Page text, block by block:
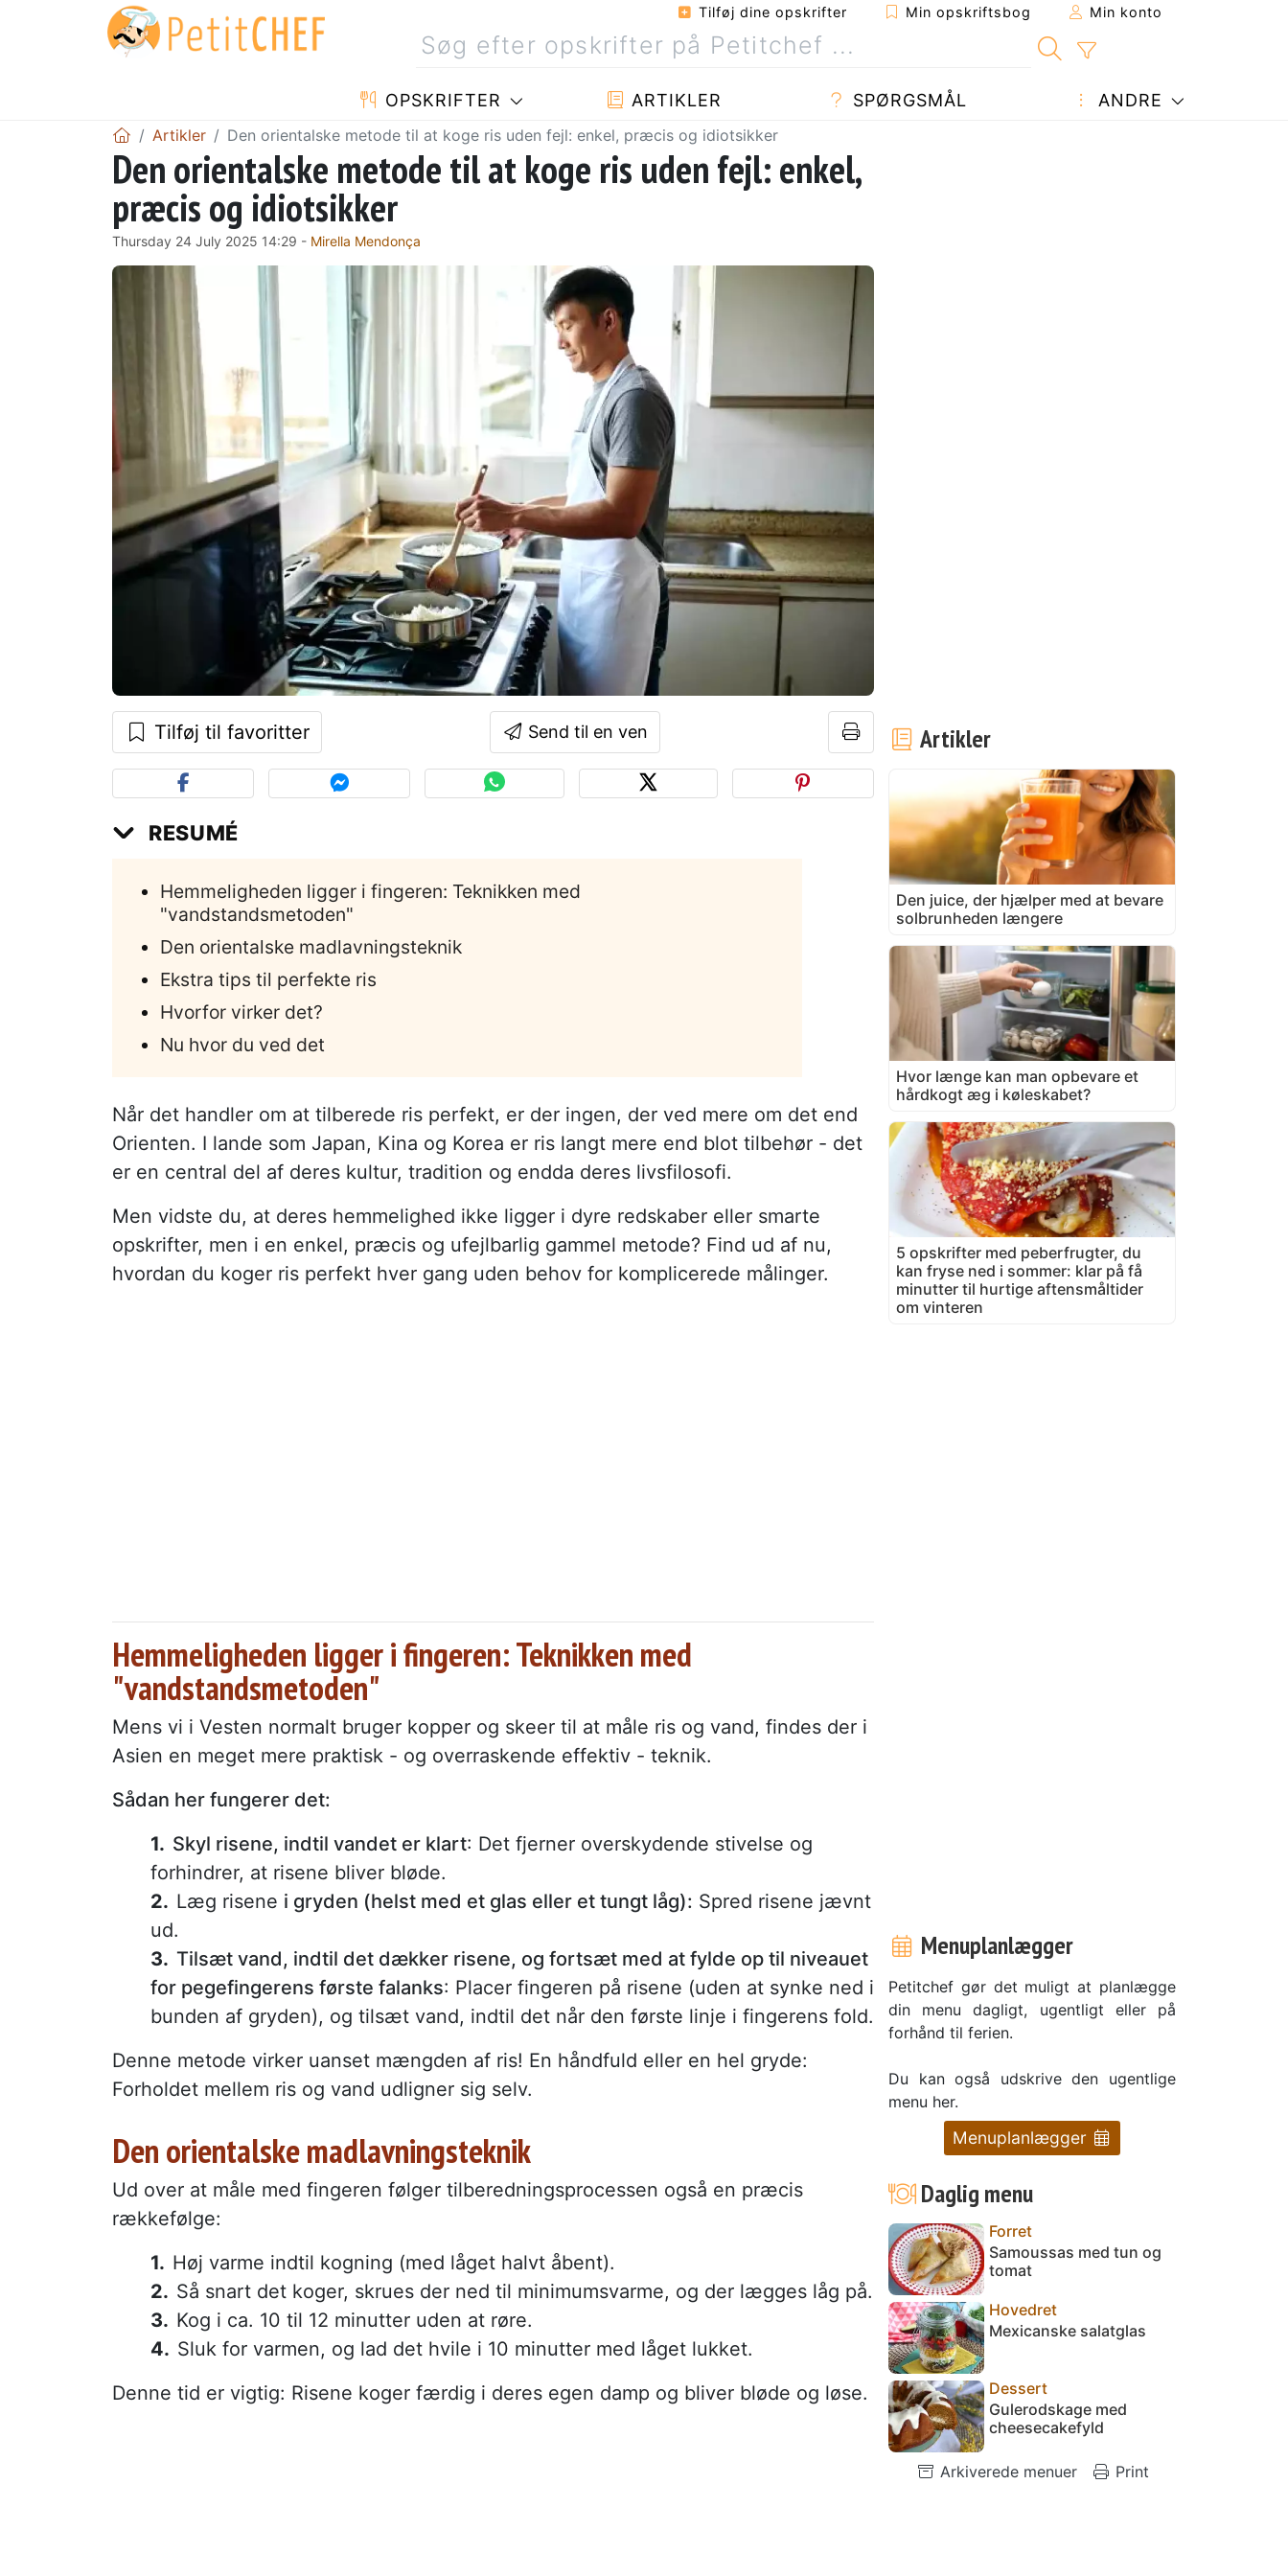
Tilføj dine opskrifter Min opskriftsbog Min konto
OPSKRIFTER ARTIKLER SPØRGSMÅL ANDRE
Artikler Den orientalske metode til at koge ris uden fejl: enkel, præcis og idiotsikker
Den orientalske metode til at koge ris uden fejl: enkel,
præcis og idiotsikker
Thursday 24 July 2025 14:29 - Mirella Mendonça
Tilføj til favoritter Send til en ven
RESUMÉ
Hemmeligheden ligger i fingeren: Teknikken med
"vandstandsmetoden"
Den orientalske madlavningsteknik
Ekstra tips til perfekte ris
Hvorfor virker det?
Nu hvor du ved det
Når det handler om at tilberede ris perfekt, er der ingen, der ved mere om det end
Orienten. I lande som Japan, Kina og Korea er ris langt mere end blot tilbehør - det
er en central del af deres kultur, tradition og endda deres livsfilosofi.
Men vidste du, at deres hemmelighed ikke ligger i dyre redskaber eller smarte
opskrifter, men i en enkel, præcis og ufejlbarlig gammel metode? Find ud af nu,
hvordan du koger ris perfekt hver gang uden behov for komplicerede målinger.
Hemmeligheden ligger i fingeren: Teknikken med
"vandstandsmetoden"
Mens vi i Vesten normalt bruger kopper og skeer til at måle ris og vand, findes der i
Asien en meget mere praktisk - og overraskende effektiv - teknik.
Sådan her fungerer det:
Skyl risene, indtil vandet er klart: Det fjerner overskydende stivelse og
forhindrer, at risene bliver bløde.
Læg risene i gryden (helst med et glas eller et tungt låg): Spred risene jævnt
ud.
Tilsæt vand, indtil det dækker risene, og fortsæt med at fylde op til niveauet
for pegefingerens første falanks: Placer fingeren på risene (uden at synke ned i
bunden af gryden), og tilsæt vand, indtil det når den første linje i fingerens fold.
Denne metode virker uanset mængden af ris! En håndfuld eller en hel gryde:
Forholdet mellem ris og vand udligner sig selv.
Den orientalske madlavningsteknik
Ud over at måle med fingeren følger tilberedningsprocessen også en præcis
rækkefølge:
Høj varme indtil kogning (med låget halvt åbent).
Så snart det koger, skrues der ned til minimumsvarme, og der lægges låg på.
Kog i ca. 10 til 12 minutter uden at røre.
Sluk for varmen, og lad det hvile i 10 minutter med låget lukket.
Denne tid er vigtig: Risene koger færdig i deres egen damp og bliver bløde og løse.
Artikler
Den juice, der hjælper med at bevare
solbrunheden længere
Hvor længe kan man opbevare et
hårdkogt æg i køleskabet?
5 opskrifter med peberfrugter, du
kan fryse ned i sommer: klar på få
minutter til hurtige aftensmåltider
om vinteren
Menuplanlægger
Petitchef gør det muligt at planlægge
din menu dagligt, ugentligt eller på
forhånd til ferien.
Du kan også udskrive den ugentlige
menu her.
Menuplanlægger
Daglig menu
Forret
Samoussas med tun og
tomat
Hovedret
Mexicanske salatglas
Dessert
Gulerodskage med
cheesecakefyld
Arkiverede menuer Print